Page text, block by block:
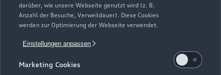
darüber, wie unsere Webseite genutzt wird (z. B.
Anzahl der Besuche, Verweildauer). Diese Cookies
werden zur Optimierung der Webseite verwendet.
Einstellungen anpassen
Marketing Cookies